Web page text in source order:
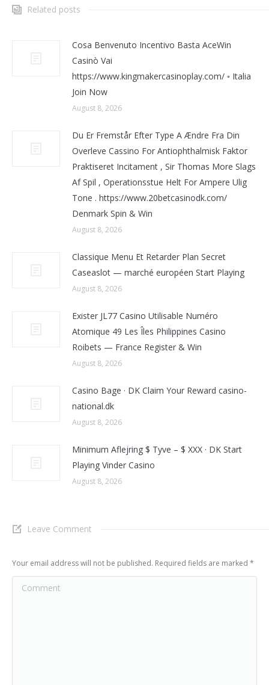
Related posts
Cosa Benvenuto Incentivo Basta AceWin
Casinò Vai
https://www.kingmakercasinoplay.com/ ◦ Italia
Join Now
August 8, 2026
Du Er Fremstår Efter Type A Ændre Fra Din
Overleve Cassino For Antiophthalmisk Faktor
Praktiseret Incitament , Sir Thomas More Slags
Af Spil , Operationsstue Helt For Ampere Ulig
Tone . https://www.20betcasinodk.com/
Denmark Spin & Win
August 8, 2026
Classique Menu Et Retarder Plan Secret
Caseaslot — marché européen Start Playing
August 8, 2026
Exister JL77 Casino Utilisable Numéro
Atomique 49 Les Îles Philippines Casino
Roibets — France Register & Win
August 8, 2026
Casino Bage · DK Claim Your Reward casino-
national.dk
August 8, 2026
Minimum Aflejring $ Tyve – $ XXX · DK Start
Playing Vinder Casino
August 8, 2026
Leave Comment
Your email address will not be published. Required fields are marked *
Comment